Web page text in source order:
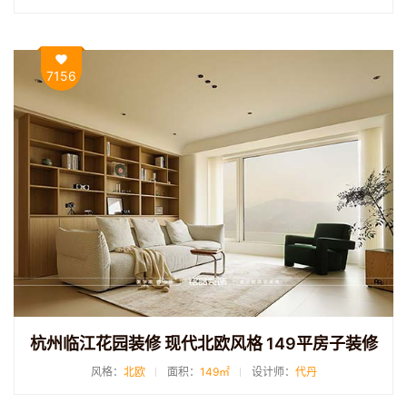
7156
杭州临江花园装修 现代北欧风格 149平房子装修
风格： 北欧 面积： 149㎡ 设计师： 代丹